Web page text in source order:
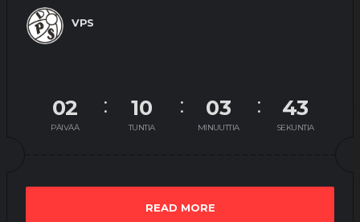
VPS
02
PÄIVÄÄ
10
TUNTIA
03
MINUUTTIA
43
SEKUNTIA
READ MORE